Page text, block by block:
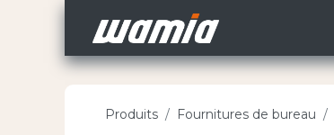
Produits Fournitures de bureau